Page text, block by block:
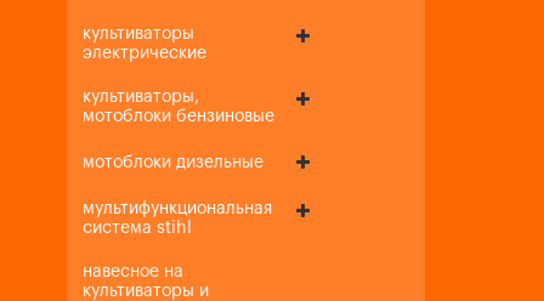
культиваторы
электрические
культиваторы,
мотоблоки бензиновые
мотоблоки дизельные
мультифункциональная
система stihl
навесное на
культиваторы и